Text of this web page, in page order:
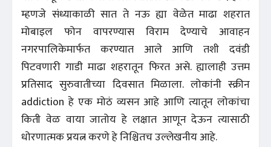
म्हणजे संध्याकाळी सात ते नऊ ह्या वेळेत माढा शहरात
मोबाइल फोन वापरण्यास विराम देण्याचे आवाहन
नगरपालिकेमार्फत करण्यात आले आणि तशी दवंडी
पिटवणारी गाडी माढा शहरातून फिरत असे. ह्यालाही उत्तम
प्रतिसाद सुरुवातीच्या दिवसात मिळाला. लोकांनी स्क्रीन
addiction हे एक मोठं व्यसन आहे आणि त्यातून लोकांचा
किती वेळ वाया जातोय हे लक्षात आणून देऊन त्यासाठी
धोरणात्मक प्रयत्न करणे हे निश्चितच उल्लेखनीय आहे.